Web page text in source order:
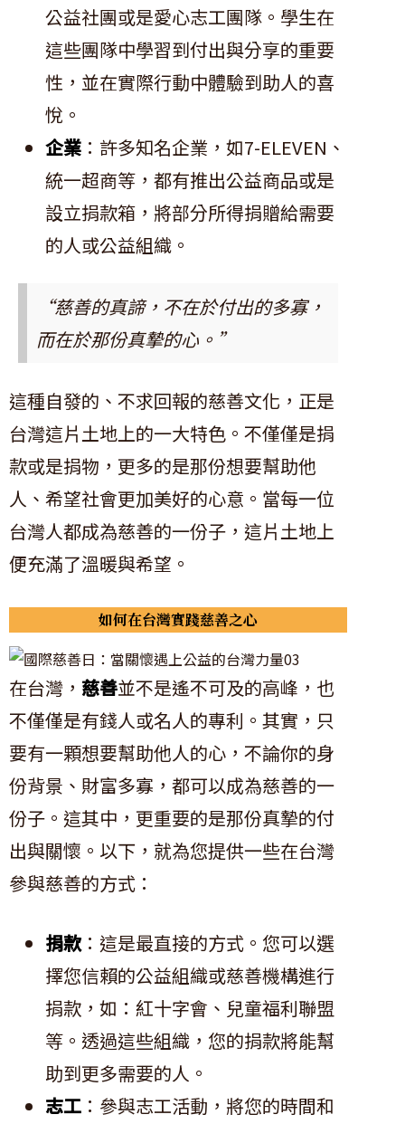
公益社團或是愛心志工團隊。學生在
這些團隊中學習到付出與分享的重要
性，並在實際行動中體驗到助人的喜
悅。
企業 ：許多知名企業，如7-ELEVEN、
統一超商等，都有推出公益商品或是
設立捐款箱，將部分所得捐贈給需要
的人或公益組織。
“慈善的真諦，不在於付出的多寡，
而在於那份真摯的心。”
這種自發的、不求回報的慈善文化，正是
台灣這片土地上的一大特色。不僅僅是捐
款或是捐物，更多的是那份想要幫助他
人、希望社會更加美好的心意。當每一位
台灣人都成為慈善的一份子，這片土地上
便充滿了溫暖與希望。
如何在台灣實踐慈善之心
在台灣， 慈善並不是遙不可及的高峰，也
不僅僅是有錢人或名人的專利。其實，只
要有一顆想要幫助他人的心，不論你的身
份背景、財富多寡，都可以成為慈善的一
份子。這其中，更重要的是那份真摯的付
出與關懷。以下，就為您提供一些在台灣
參與慈善的方式：
捐款：這是最直接的方式。您可以選
擇您信賴的公益組織或慈善機構進行
捐款，如：紅十字會、兒童福利聯盟
等。透過這些組織，您的捐款將能幫
助到更多需要的人。
志工 ：參與志工活動，將您的時間和